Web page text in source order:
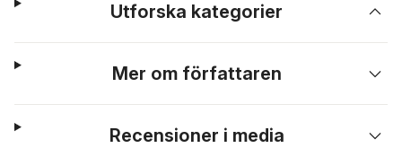
Utforska kategorier
Mer om författaren
Recensioner i media